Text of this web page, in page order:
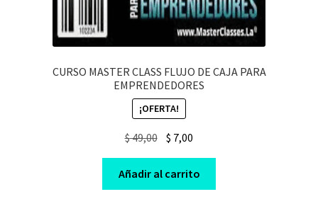
CURSO MASTER CLASS FLUJO DE CAJA PARA
EMPRENDEDORES
¡OFERTA!
$49,00 Original
price
was:
$ 49,00.
$ 7,00
price
is:
$ 7,00.
Añadir al carrito